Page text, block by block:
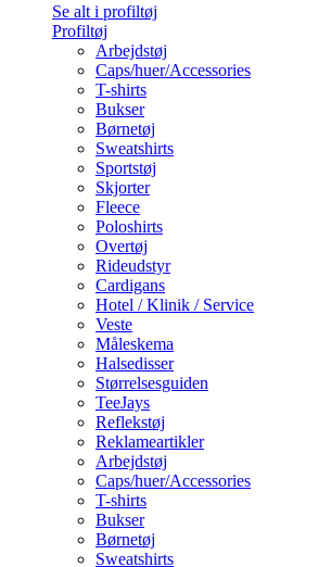
Se alt i profiltøj
Profiltøj
Arbejdstøj
Caps/huer/Accessories
T-shirts
Bukser
Børnetøj
Sweatshirts
Sportstøj
Skjorter
Fleece
Poloshirts
Overtøj
Rideudstyr
Cardigans
Hotel / Klinik / Service
Veste
Måleskema
Halsedisser
Størrelsesguiden
TeeJays
Reflekstøj
Reklameartikler
Arbejdstøj
Caps/huer/Accessories
T-shirts
Bukser
Børnetøj
Sweatshirts